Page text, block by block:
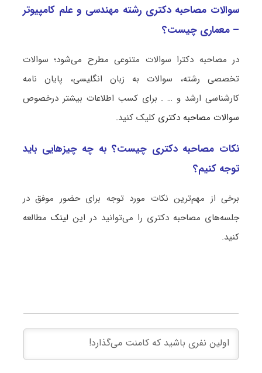
سوالات مصاحبه دکتری رشته مهندسی و علم کامپیوتر
– معماری چیست؟
در مصاحبه دکترا سوالات متنوعی مطرح می‌شود؛ سوالات
تخصصی رشته، سوالات به زبان انگلیسی، پایان نامه
کارشناسی ارشد و … . برای کسب اطلاعات بیشتر درخصوص
سوالات مصاحبه دکتری کلیک کنید.
نکات مصاحبه دکتری چیست؟ به چه چیزهایی باید
توجه کنیم؟
برخی از مهم‌ترین نکات مورد توجه برای حضور موفق در
جلسه‌های مصاحبه دکتری را می‌توانید در این لینکمطالعه
کنید.